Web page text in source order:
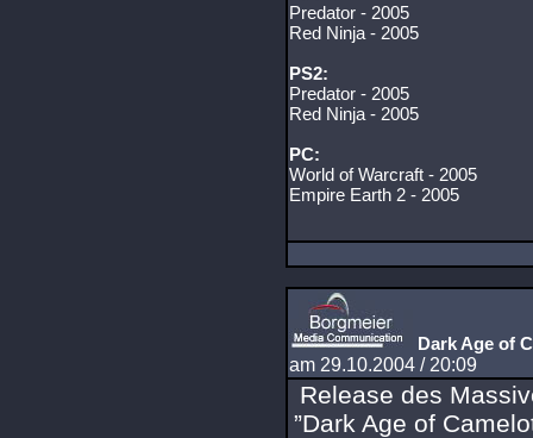
Predator - 2005
Red Ninja - 2005
PS2:
Predator - 2005
Red Ninja - 2005
PC:
World of Warcraft - 2005
Empire Earth 2 - 2005
Dark Age of
am 29.10.2004 / 20:09
Release des
”Dark Age of